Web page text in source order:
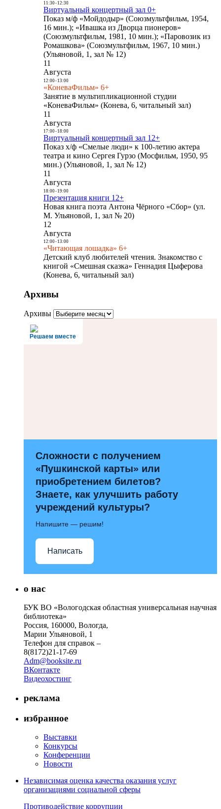
11:30- 12:30
Виртуальный концертный зал 0+
Показ м/ф «Мойдодыр» (Союзмультфильм, 1954,
16 мин.); «Ивашка из Дворца пионеров»
(Союзмультфильм, 1981, 10 мин.); «Паровозик из
Ромашкова» (Союзмультфильм, 1967, 10 мин.)
(Ульяновой, 1, зал № 12)
11
Августа
12:00- 13:00
«КоневаФильм» 6+
Занятие в мультипликационной студии
«КоневаФильм» (Конева, 6, читальный зал)
11
Августа
17:00- 18:00
Виртуальный концертный зал 12+
Показ х/ф «Смелые люди» к 100-летию актера
театра и кино Сергея Гурзо (Мосфильм, 1950, 95
мин.) (Ульяновой, 1, зал № 12)
11
Августа
18:00- 19:00
Презентация книги 12+
Новая книга поэта Антона Чёрного «Сбор» (ул.
М. Ульяновой, 1, зал № 20)
12
Августа
12:00- 13:00
«Читающая лошадка» 6+
Детский клуб любителей чтения. Знакомство с
книгой «Смешная сказка» Геннадия Цыферова
(Конева, 6, читальный зал)
Архивы
Архивы
Решаем вместе
Сложности с получением
«Пушкинской карты» или
приобретением билетов?
Знаете, как улучшить работу
учреждений культуры?
Напишите — решим!
Написать
о нас
БУК ВО «Вологодская областная универсальная научная
библиотека»
Россия, 160000, Вологда,
Марии Ульяновой, 1
Телефон для справок –
8(8172)21-17-69
Adm@booksite.ru
ВКонтакте
Видеохостинг
реклама
избранное
Выставки
Конкурсы
Конференции
Новости
Независимая оценка качества оказания услуг
организациями социальной сферы
Противодействие коррупции